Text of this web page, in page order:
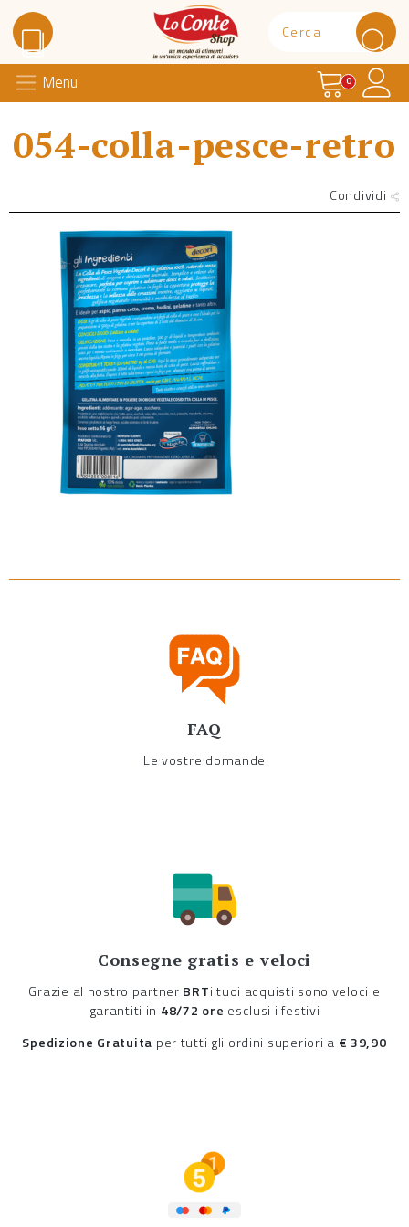
Lo Conte Shop
Menu Carrello
0
054-colla-pesce-retro
Condividi
FAQ
Le vostre domande
Consegne gratis e veloci
Grazie al nostro partner BRTi tuoi acquisti sono veloci e
garantiti in 48/72 ore esclusi i festivi
Spedizione Gratuita per tutti gli ordini superiori a € 39,90